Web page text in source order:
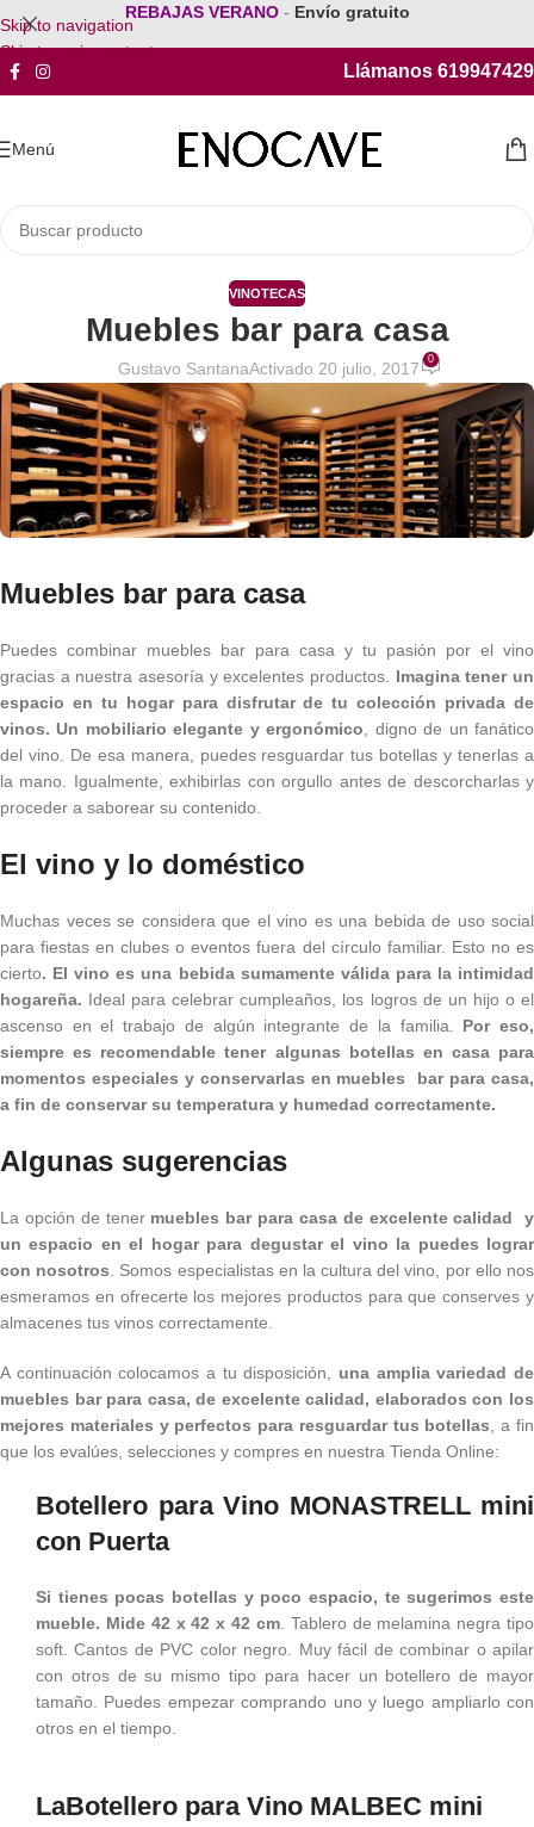
Skip to navigation
Skip to main content
REBAJAS VERANO - Envío gratuito
Llámanos 619947429
Menú
VINOTECAS
Muebles bar para casa
Gustavo SantanaActivado 20 julio, 2017 0
Muebles bar para casa
Puedes combinar muebles bar para casa y tu pasión por el vino
gracias a nuestra asesoría y excelentes productos. Imagina tener un
espacio en tu hogar para disfrutar de tu colección privada de
vinos. Un mobiliario elegante y ergonómico , digno de un fanático
del vino. De esa manera, puedes resguardar tus botellas y tenerlas a
la mano. Igualmente, exhibirlas con orgullo antes de descorcharlas y
proceder a saborear su contenido.
El vino y lo doméstico
Muchas veces se considera que el vino es una bebida de uso social
para fiestas en clubes o eventos fuera del círculo familiar. Esto no es
cierto. El vino es una bebida sumamente válida para la intimidad
hogareña. Ideal para celebrar cumpleaños, los logros de un hijo o el
ascenso en el trabajo de algún integrante de la familia. Por eso,
siempre es recomendable tener algunas botellas en casa para
momentos especiales y conservarlas en muebles bar para casa,
a fin de conservar su temperatura y humedad correctamente.
Algunas sugerencias
La opción de tener muebles bar para casa de excelente calidad y
un espacio en el hogar para degustar el vino la puedes lograr
con nosotros . Somos especialistas en la cultura del vino, por ello nos
esmeramos en ofrecerte los mejores productos para que conserves y
almacenes tus vinos correctamente.
A continuación colocamos a tu disposición, una amplia variedad de
muebles bar para casa, de excelente calidad, elaborados con los
mejores materiales y perfectos para resguardar tus botellas , a fin
que los evalúes, selecciones y compres en nuestra Tienda Online:
Botellero para Vino MONASTRELL mini
con Puerta
Si tienes pocas botellas y poco espacio, te sugerimos este
mueble. Mide 42 x 42 x 42 cm. Tablero de melamina negra tipo
soft. Cantos de PVC color negro. Muy fácil de combinar o apilar
con otros de su mismo tipo para hacer un botellero de mayor
tamaño. Puedes empezar comprando uno y luego ampliarlo con
otros en el tiempo.
LaBotellero para Vino MALBEC mini